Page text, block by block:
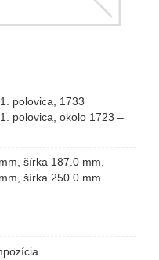
polovica, 1733
polovica, okolo 1723 –
šírka 187.0 mm,
šírka 250.0 mm